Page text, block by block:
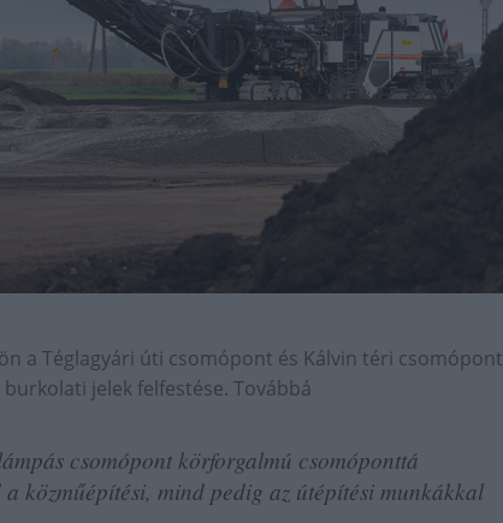
a Téglagyári úti csomópont és Kálvin téri csomópont
jelek felfestése. Továbbá
csomópont körforgalmú csomóponttá
közműépítési, mind pedig az útépítési munkákkal